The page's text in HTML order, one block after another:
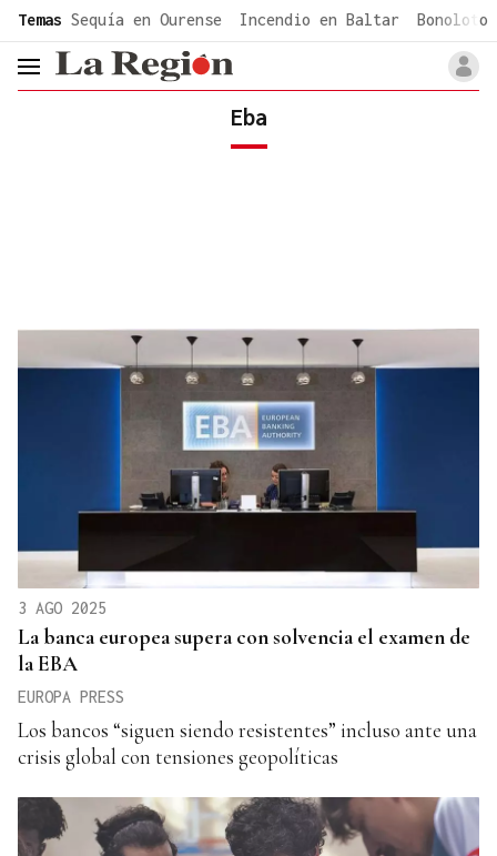
common.go-to-content
Temas Sequía en Ourense Incendio en Baltar Bonoloto
header.menu.open
Eba
3 AGO 2025
La banca europea supera con solvencia el examen de
la EBA
EUROPA PRESS
Los bancos “siguen siendo resistentes” incluso ante una
crisis global con tensiones geopolíticas